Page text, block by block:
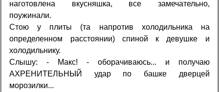
наготовлена вкусняшка, все замечательно,
поужинали.
Стою у плиты (та напротив холодильника на
определенном расстоянии) спиной к девушке и
холодильнику.
Слышу: - Макс! - оборачиваюсь... и получаю
АХРЕНИТЕЛЬНЫЙ удар по башке дверцей
морозилки...